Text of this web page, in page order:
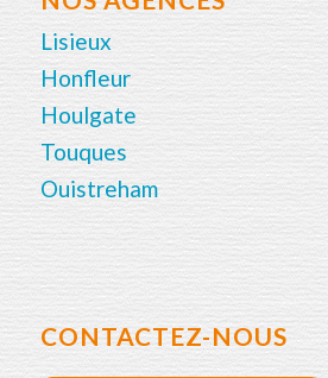
Lisieux
Honfleur
Houlgate
Touques
Ouistreham
CONTACTEZ-NOUS